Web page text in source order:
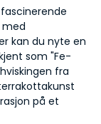
med
kan du nyte en
som "Fe-
fra
på et